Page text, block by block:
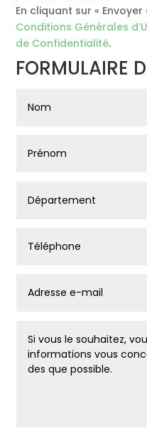
En cliquant sur «
Conditions Générales
de Confidentialité.
FORMULAIRE